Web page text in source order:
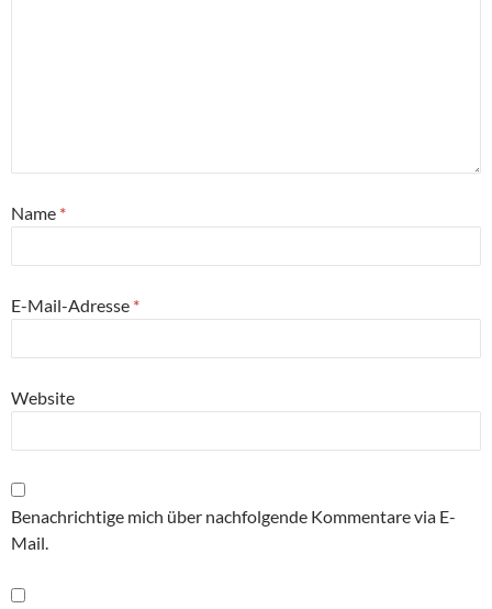
Name *
E-Mail-Adresse *
Website
Benachrichtige mich über nachfolgende Kommentare via E-
Mail.